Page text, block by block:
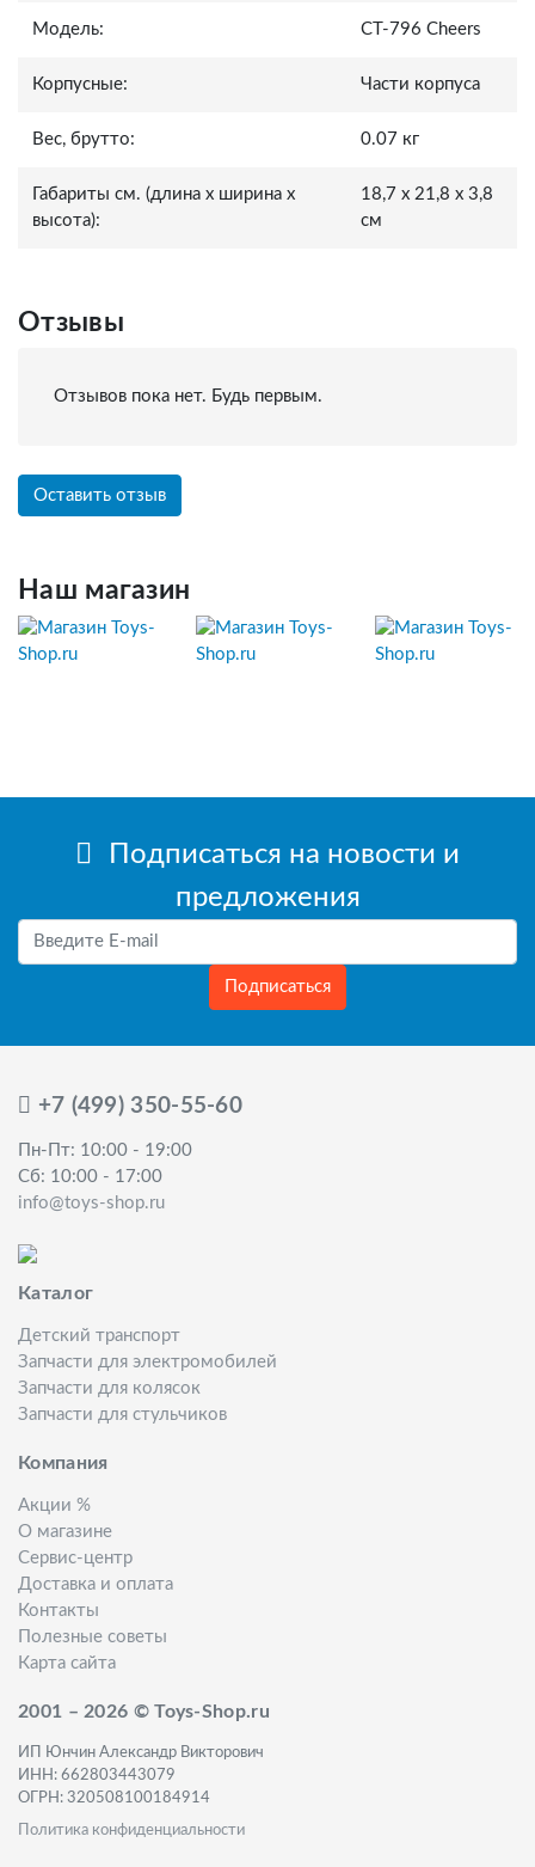
Модель: СТ-796 Cheers
Корпусные: Части корпуса
Вес, брутто: 0.07 кг
Габариты см. (длина x ширина x
высота):
18,7 x 21,8 x 3,8
см
Отзывы
Отзывов пока нет. Будь первым.
Оставить отзыв
Наш магазин
Подписаться на новости и
предложения
Подписаться
+7 (499) 350-55-60
Пн-Пт: 10:00 - 19:00
Сб: 10:00 - 17:00
info@toys-shop.ru
Каталог
Детский транспорт
Запчасти для электромобилей
Запчасти для колясок
Запчасти для стульчиков
Компания
Акции %
О магазине
Сервис-центр
Доставка и оплата
Контакты
Полезные советы
Карта сайта
2001 – 2026 © Toys-Shop.ru
ИП Юнчин Александр Викторович
ИНН: 662803443079
ОГРН: 320508100184914
Политика конфиденциальности